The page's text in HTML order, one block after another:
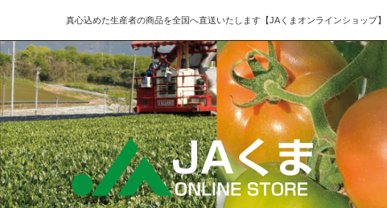
真心込めた生産者の商品を全国へ直送いたします【JAくまオンラインショップ】